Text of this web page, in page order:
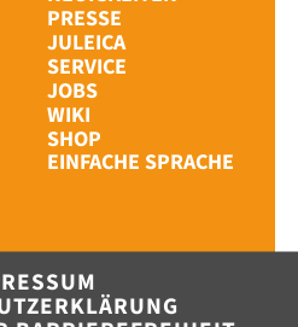
PRESSE
JULEICA
SERVICE
JOBS
WIKI
SHOP
EINFACHE SPRACHE